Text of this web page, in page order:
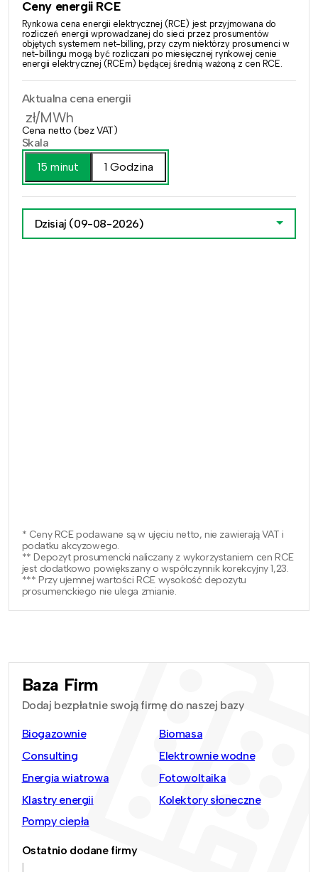
Ceny energii RCE
Rynkowa cena energii elektrycznej (RCE) jest przyjmowana do
rozliczeń energii wprowadzanej do sieci przez prosumentów
objętych systemem net-billing, przy czym niektórzy prosumenci w
net-billingu mogą być rozliczani po miesięcznej rynkowej cenie
energii elektrycznej (RCEm) będącej średnią ważoną z cen RCE.
Aktualna cena energii
zł/MWh
Cena netto (bez VAT)
Skala
15 minut
1 Godzina
Dzisiaj (09-08-2026)
* Ceny RCE podawane są w ujęciu netto, nie zawierają VAT i
podatku akcyzowego.
** Depozyt prosumencki naliczany z wykorzystaniem cen RCE
jest dodatkowo powiększany o współczynnik korekcyjny 1,23.
*** Przy ujemnej wartości RCE wysokość depozytu
prosumenckiego nie ulega zmianie.
Baza Firm
Dodaj bezpłatnie swoją firmę do naszej bazy
Biogazownie
Biomasa
Consulting
Elektrownie wodne
Energia wiatrowa
Fotowoltaika
Klastry energii
Kolektory słoneczne
Pompy ciepła
Ostatnio dodane firmy